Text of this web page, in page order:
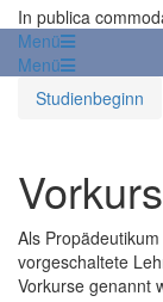
In publica
Menü
Menü
Studienbeginn
Als
vorgeschaltete
Vorkurse genannt